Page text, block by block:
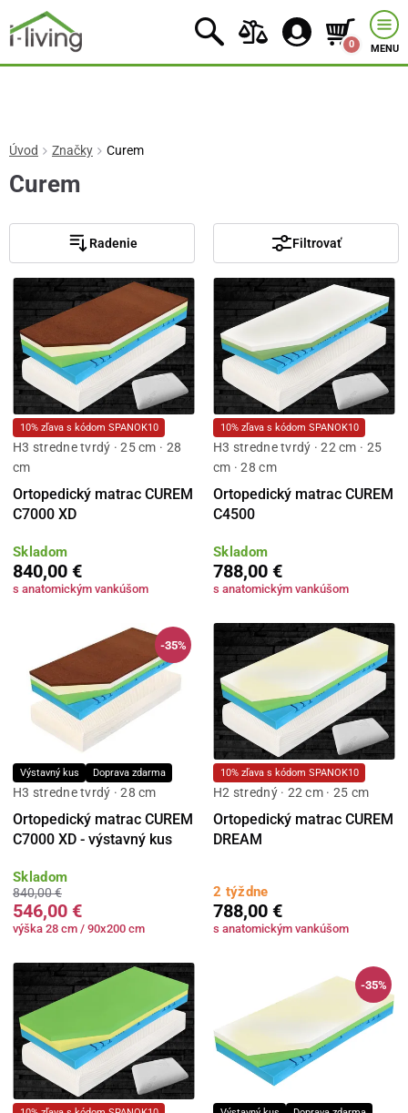
0 MENU
Úvod Značky Curem
Curem
Radenie Filtrovať
10% zľava s kódom SPANOK10
H3 stredne tvrdý · 25 cm · 28
cm
Ortopedický matrac CUREM
C7000 XD
Skladom
840,00 €
s anatomickým vankúšom
10% zľava s kódom SPANOK10
H3 stredne tvrdý · 22 cm · 25
cm · 28 cm
Ortopedický matrac CUREM
C4500
Skladom
788,00 €
s anatomickým vankúšom
-35%
Výstavný kus Doprava zdarma
H3 stredne tvrdý · 28 cm
Ortopedický matrac CUREM
C7000 XD - výstavný kus
Skladom
840,00 €
546,00 €
výška 28 cm / 90x200 cm
10% zľava s kódom SPANOK10
H2 stredný · 22 cm · 25 cm
Ortopedický matrac CUREM
DREAM
2 týždne
788,00 €
s anatomickým vankúšom
-35%